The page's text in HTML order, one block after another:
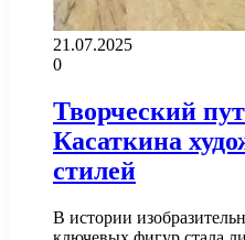
21.07.2025
0
Творческий
Касаткина
стилей
В истории